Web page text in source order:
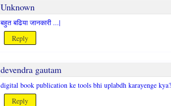
Unknown
बहुत बढिया जानकारी ...|
Reply
devendra gautam
digital book publication ke tools bhi uplabdh karayenge kya?
Reply